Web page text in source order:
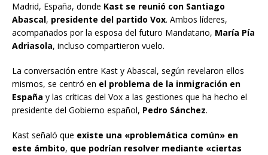
Madrid, España, donde Kast se reunió con Santiago
Abascal, presidente del partido Vox. Ambos líderes,
acompañados por la esposa del futuro Mandatario, María Pía
Adriasola, incluso compartieron vuelo.
La conversación entre Kast y Abascal, según revelaron ellos
mismos, se centró en el problema de la inmigración en
España y las críticas del Vox a las gestiones que ha hecho el
presidente del Gobierno español, Pedro Sánchez.
Kast señaló que existe una «problemática común» en
este ámbito, que podrían resolver mediante «ciertas